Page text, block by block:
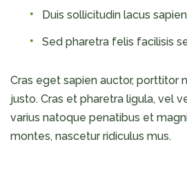
Duis sollicitudin lacus sapien
Sed pharetra felis facilisis
Cras eget sapien auctor, porttitor
justo. Cras et pharetra ligula, vel
varius natoque penatibus et
montes, nascetur ridiculus mus.